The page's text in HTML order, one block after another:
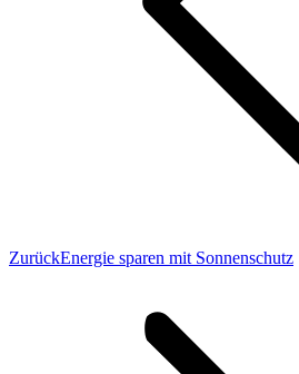
ZurückVorheriger
Energie sparen mit Sonnenschutz